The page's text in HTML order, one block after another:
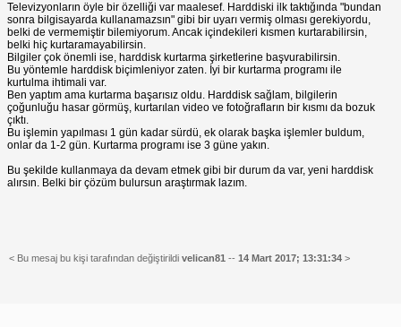
Televizyonların öyle bir özelliği var maalesef. Harddiski ilk taktığında "bundan
sonra bilgisayarda kullanamazsın" gibi bir uyarı vermiş olması gerekiyordu,
belki de vermemiştir bilemiyorum. Ancak içindekileri kısmen kurtarabilirsin,
belki hiç kurtaramayabilirsin.
Bilgiler çok önemli ise, harddisk kurtarma şirketlerine başvurabilirsin.
Bu yöntemle harddisk biçimleniyor zaten. İyi bir kurtarma programı ile
kurtulma ihtimali var.
Ben yaptım ama kurtarma başarısız oldu. Harddisk sağlam, bilgilerin
çoğunluğu hasar görmüş, kurtarılan video ve fotoğrafların bir kısmı da bozuk
çıktı.
Bu işlemin yapılması 1 gün kadar sürdü, ek olarak başka işlemler buldum,
onlar da 1-2 gün. Kurtarma programı ise 3 güne yakın.
Bu şekilde kullanmaya da devam etmek gibi bir durum da var, yeni harddisk
alırsın. Belki bir çözüm bulursun araştırmak lazım.
< Bu mesaj bu kişi tarafından değiştirildi velican81 -- 14 Mart 2017; 13:31:34 >